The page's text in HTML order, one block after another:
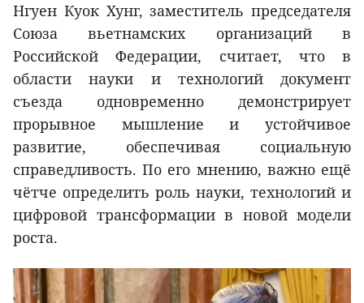
Нгуен Куок Хунг, заместитель председателя
Союза вьетнамских организаций в
Российской Федерации, считает, что в
области науки и технологий документ
съезда одновременно демонстрирует
прорывное мышление и устойчивое
развитие, обеспечивая социальную
справедливость. По его мнению, важно ещё
чётче определить роль науки, технологий и
цифровой трансформации в новой модели
роста.